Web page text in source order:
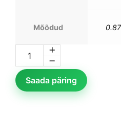
Mõõdud
Saada päring